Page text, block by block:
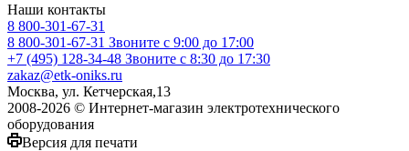
Наши контакты
8 800-301-67-31
8 800-301-67-31 Звоните с 9:00 до 17:00
+7 (495) 128-34-48 Звоните с 8:30 до 17:30
zakaz@etk-oniks.ru
Москва, ул. Кетчерская,13
2008-2026 © Интернет-магазин электротехнического
оборудования
Версия для печати